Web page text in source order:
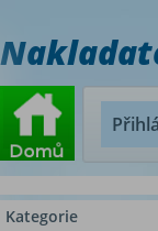
Kategorie